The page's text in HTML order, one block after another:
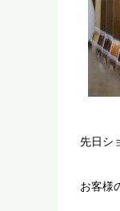
先日シ
お客様